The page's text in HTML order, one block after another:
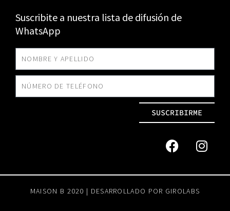
Suscribite a nuestra lista de difusión de
WhatsApp
SUSCRIBIRME
MAISON B 2020 | DESARROLLADO POR GIROLABS